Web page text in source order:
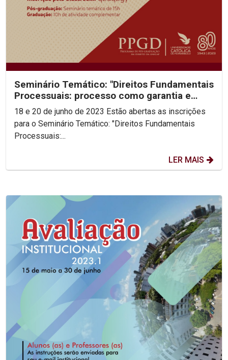
Seminário Temático: "Direitos Fundamentais
Processuais: processo como garantia e
garantia de...
18 e 20 de junho de 2023 Estão abertas as inscrições
para o Seminário Temático: "Direitos Fundamentais
Processuais:...
LER MAIS